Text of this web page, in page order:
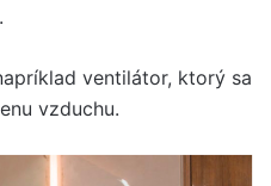
ventilátor, ktorý sa
vzduchu.